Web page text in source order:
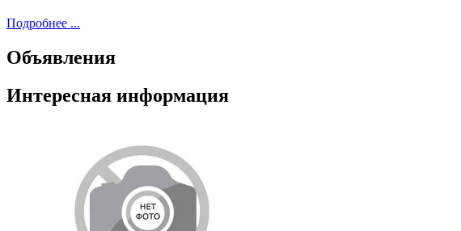
Подробнее ...
Объявления
Интересная информация